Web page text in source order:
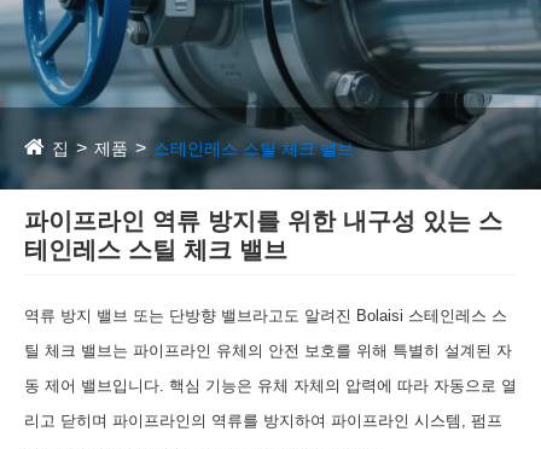
집 제품 스테인레스 스틸 체크 밸브
파이프라인 역류 방지를 위한 내구성 있는 스
테인레스 스틸 체크 밸브
역류 방지 밸브 또는 단방향 밸브라고도 알려진 Bolaisi 스테인레스 스
틸 체크 밸브는 파이프라인 유체의 안전 보호를 위해 특별히 설계된 자
동 제어 밸브입니다. 핵심 기능은 유체 자체의 압력에 따라 자동으로 열
리고 닫히며 파이프라인의 역류를 방지하여 파이프라인 시스템, 펌프